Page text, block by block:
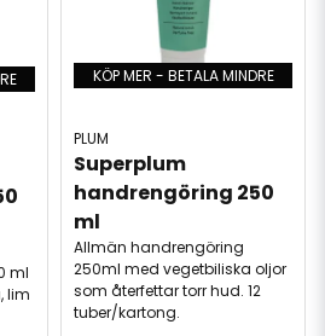
ml
lim
KÖP MER - BETALA MINDRE
PLUM
Superplum
handrengöring 250
ml
Allmän handrengöring
250ml med vegetbiliska oljor
som återfettar torr hud. 12
tuber/kartong.